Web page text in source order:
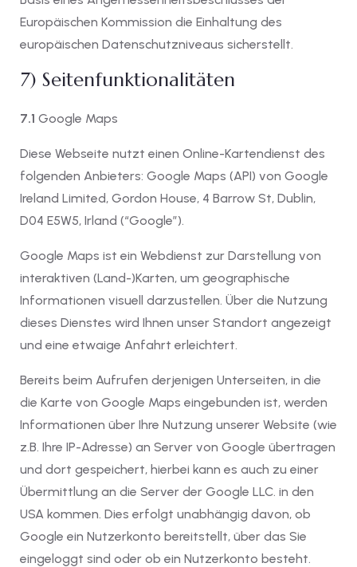
Europäischen Kommission die Einhaltung des
europäischen Datenschutzniveaus sicherstellt.
7) Seitenfunktionalitäten
7.1 Google Maps
Diese Webseite nutzt einen Online-Kartendienst des
folgenden Anbieters: Google Maps (API) von Google
Ireland Limited, Gordon House, 4 Barrow St, Dublin,
D04 E5W5, Irland (“Google”).
Google Maps ist ein Webdienst zur Darstellung von
interaktiven (Land-)Karten, um geographische
Informationen visuell darzustellen. Über die Nutzung
dieses Dienstes wird Ihnen unser Standort angezeigt
und eine etwaige Anfahrt erleichtert.
Bereits beim Aufrufen derjenigen Unterseiten, in die
die Karte von Google Maps eingebunden ist, werden
Informationen über Ihre Nutzung unserer Website (wie
z.B. Ihre IP-Adresse) an Server von Google übertragen
und dort gespeichert, hierbei kann es auch zu einer
Übermittlung an die Server der Google LLC. in den
USA kommen. Dies erfolgt unabhängig davon, ob
Google ein Nutzerkonto bereitstellt, über das Sie
eingeloggt sind oder ob ein Nutzerkonto besteht.